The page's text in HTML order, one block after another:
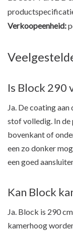
Verkoopeenheid:
Is Block 290
Ja. De coating
stof volledig. In de
bovenkant of
een zo donker
een goed
Kan Block
Ja. Block is 290
kamerhoog